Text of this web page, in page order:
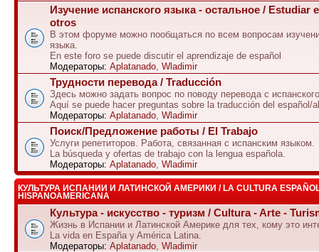
Изучение испанского языка - остальное / Estudiar
otros
В этом форуме можно пообщаться по всем вопросам
языка.
En este foro se puede discutir el aprendizaje de español
Модераторы: Aplatanado, Wladimir
Трудности перевода / Traducción
Здесь можно задать вопрос по поводу перевода с
Aquí se puede hacer preguntas sobre la traducción del español/
Модераторы: Aplatanado, Wladimir
Поиск/Предложение работы / El Trabajo
Услуги репетиторов. Работа, связанная с испанским языком.
La búsqueda y ofertas de trabajo con la lengua española.
Модераторы: Aplatanado, Wladimir
КУЛЬТУРА ИСПАНИИ И ЛАТИНСКОЙ АМЕРИКИ / LA CULTURA
HISPANOAMERICANA
Культура - искусство - туризм / Cultura - Arte -
Жизнь в Испании и Латинской Америке для тех, кому это
La vida en España y América Latina.
Модераторы: Aplatanado, Wladimir